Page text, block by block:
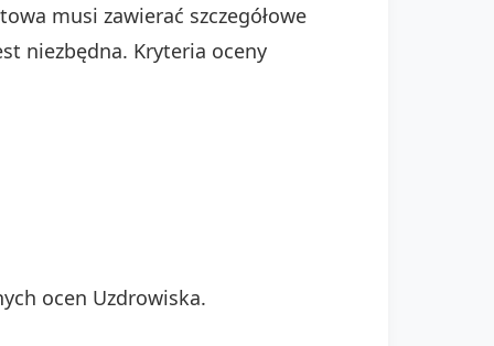
musi zawierać szczegółowe
niezbędna. Kryteria oceny
ocen Uzdrowiska.